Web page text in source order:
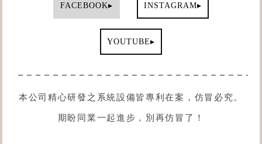
FACEBOOK▸ INSTAGRAM▸
YOUTUBE▸
本公司精心研發之系統設備皆專利在案，仿冒必究。
期盼同業一起進步，別再仿冒了！